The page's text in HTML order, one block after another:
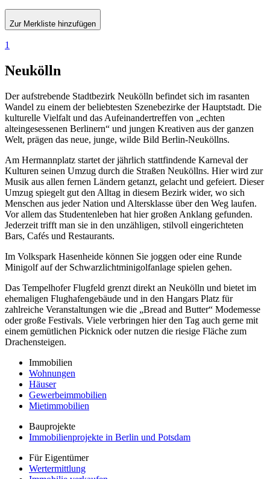
Zur Merkliste hinzufügen
1
Neukölln
Der aufstrebende Stadtbezirk Neukölln befindet sich im rasanten
Wandel zu einem der beliebtesten Szenebezirke der Hauptstadt. Die
kulturelle Vielfalt und das Aufeinandertreffen von „echten
alteingesessenen Berlinern“ und jungen Kreativen aus der ganzen
Welt, prägen das neue, junge, wilde Bild Berlin-Neuköllns.
Am Hermannplatz startet der jährlich stattfindende Karneval der
Kulturen seinen Umzug durch die Straßen Neuköllns. Hier wird zur
Musik aus allen fernen Ländern getanzt, gelacht und gefeiert. Dieser
Umzug spiegelt gut den Alltag in diesem Bezirk wider, wo sich
Menschen aus jeder Nation und Altersklasse über den Weg laufen.
Vor allem das Studentenleben hat hier großen Anklang gefunden.
Jederzeit trifft man sie in den unzähligen, stilvoll eingerichteten
Bars, Cafés und Restaurants.
Im Volkspark Hasenheide können Sie joggen oder eine Runde
Minigolf auf der Schwarzlichtminigolfanlage spielen gehen.
Das Tempelhofer Flugfeld grenzt direkt an Neukölln und bietet im
ehemaligen Flughafengebäude und in den Hangars Platz für
zahlreiche Veranstaltungen wie die „Bread and Butter“ Modemesse
oder große Festivals. Viele verbringen hier den Tag auch gerne mit
einem gemütlichen Picknick oder nutzen die riesige Fläche zum
Drachensteigen.
Immobilien
Wohnungen
Häuser
Gewerbeimmobilien
Mietimmobilien
Bauprojekte
Immobilienprojekte in Berlin und Potsdam
Für Eigentümer
Wertermittlung